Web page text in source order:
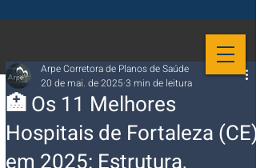
🏥 Os 11 Melhores
Hospitais de Fortaleza (CE)
Arpe Corretora de Planos de Saúde
20 de mai. de 2025 3 min de leitura